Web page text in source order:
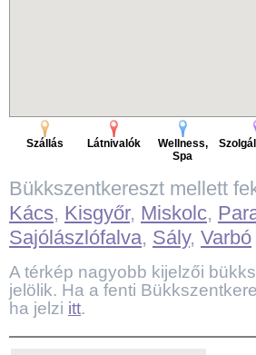
Szállás Látnivalók
Wellness,
Spa
Bükkszentkereszt mellett
Kács, Kisgyőr, Miskolc,
Sajólászlófalva, Sály, Varbó
A térkép nagyobb kijelzői
jelölik. Ha a fenti
ha jelzi itt.